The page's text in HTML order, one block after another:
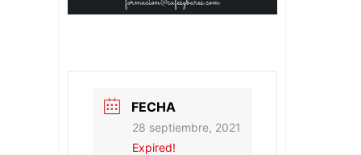
FECHA
28 septiembre, 2021
Expired!